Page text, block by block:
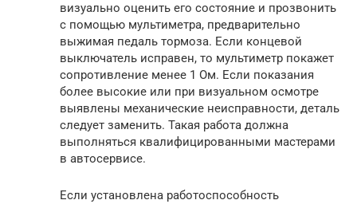
визуально оценить его состояние и прозвонить
с помощью мультиметра, предварительно
выжимая педаль тормоза. Если концевой
выключатель исправен, то мультиметр покажет
сопротивление менее 1 Ом. Если показания
более высокие или при визуальном осмотре
выявлены механические неисправности, деталь
следует заменить. Такая работа должна
выполняться квалифицированными мастерами
в автосервисе.
Если установлена работоспособность